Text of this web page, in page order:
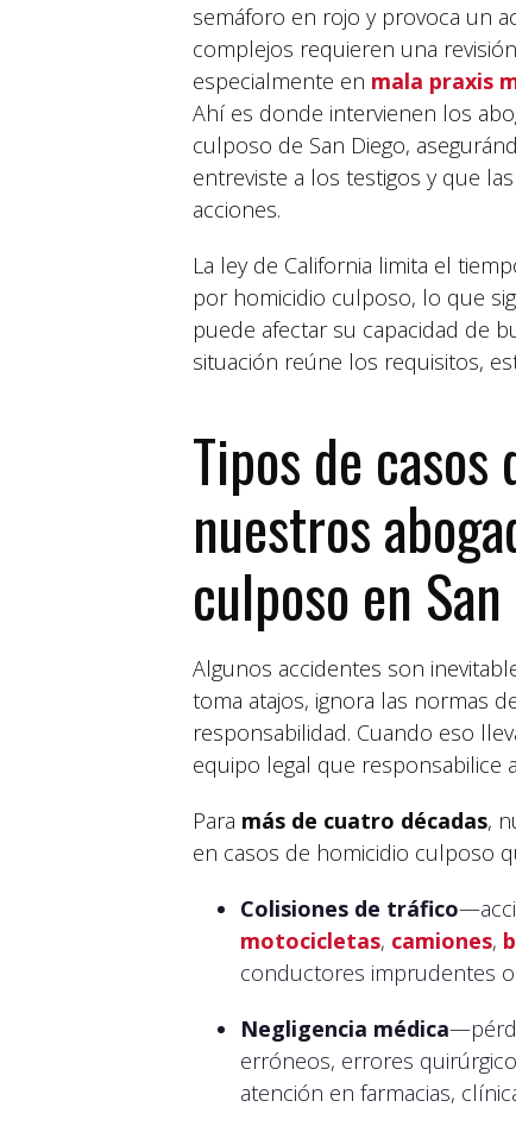
semáforo en rojo y provoca un
complejos requieren una
especialmente en mala praxis
Ahí es donde intervienen los
culposo de San Diego,
entreviste a los testigos y que
acciones.
La ley de California limita el
por homicidio culposo, lo que
puede afectar su capacidad de
situación reúne los requisitos,
Tipos de casos
nuestros
culposo en
Algunos accidentes son
toma atajos, ignora las normas
responsabilidad. Cuando eso
equipo legal que responsabilice
Para más de cuatro décadas,
en casos de homicidio culposo
Colisiones de tráfico
motocicletas, camiones,
conductores imprudentes
Negligencia médica
erróneos, errores
atención en farmacias,